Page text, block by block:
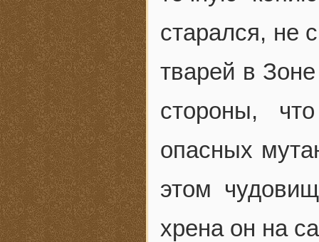
старался, не
тварей в
стороны,
опасных
этом
хрена он на